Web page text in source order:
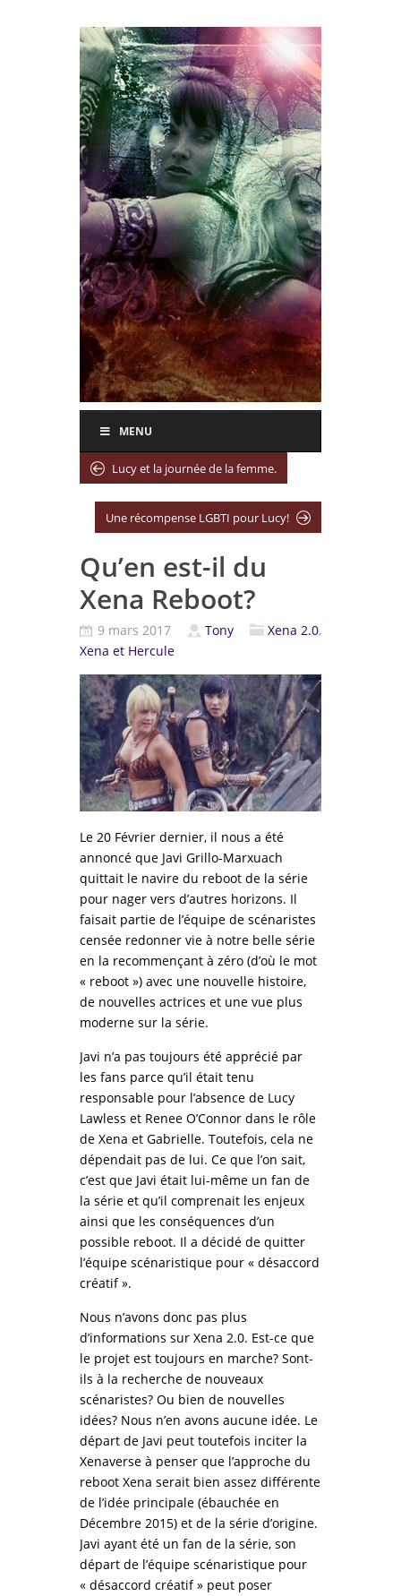
MENU
Lucy et la journée de la femme.
Une récompense LGBTI pour Lucy!
Qu’en est-il du
Xena Reboot?
9 mars 2017 Tony Xena 2.0,
Xena et Hercule
Le 20 Février dernier, il nous a été
annoncé que Javi Grillo-Marxuach
quittait le navire du reboot de la série
pour nager vers d’autres horizons. Il
faisait partie de l’équipe de scénaristes
censée redonner vie à notre belle série
en la recommençant à zéro (d’où le mot
« reboot ») avec une nouvelle histoire,
de nouvelles actrices et une vue plus
moderne sur la série.
Javi n’a pas toujours été apprécié par
les fans parce qu’il était tenu
responsable pour l’absence de Lucy
Lawless et Renee O’Connor dans le rôle
de Xena et Gabrielle. Toutefois, cela ne
dépendait pas de lui. Ce que l’on sait,
c’est que Javi était lui-même un fan de
la série et qu’il comprenait les enjeux
ainsi que les conséquences d’un
possible reboot. Il a décidé de quitter
l’équipe scénaristique pour « désaccord
créatif ».
Nous n’avons donc pas plus
d’informations sur Xena 2.0. Est-ce que
le projet est toujours en marche? Sont-
ils à la recherche de nouveaux
scénaristes? Ou bien de nouvelles
idées? Nous n’en avons aucune idée. Le
départ de Javi peut toutefois inciter la
Xenaverse à penser que l’approche du
reboot Xena serait bien assez différente
de l’idée principale (ébauchée en
Décembre 2015) et de la série d’origine.
Javi ayant été un fan de la série, son
départ de l’équipe scénaristique pour
« désaccord créatif » peut poser